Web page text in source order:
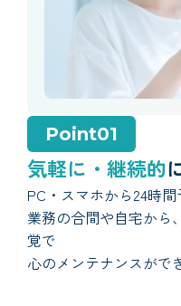
Point01
気軽に・継続的
PC・スマホから24時間
業務の合間や自宅から
覚で
心のメンテナンスがで